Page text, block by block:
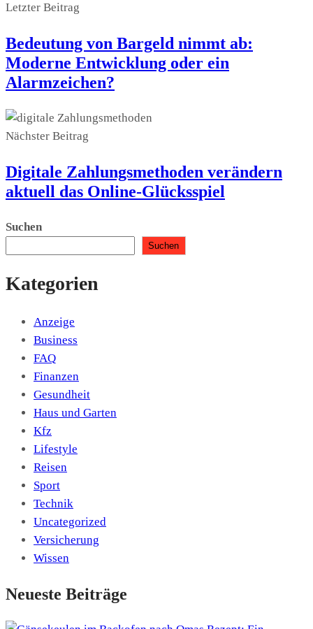
Letzter Beitrag
Bedeutung von Bargeld nimmt ab:
Moderne Entwicklung oder ein
Alarmzeichen?
Nächster Beitrag
Digitale Zahlungsmethoden verändern
aktuell das Online-Glücksspiel
Suchen
Suchen
Kategorien
Anzeige
Business
FAQ
Finanzen
Gesundheit
Haus und Garten
Kfz
Lifestyle
Reisen
Sport
Technik
Uncategorized
Versicherung
Wissen
Neueste Beiträge